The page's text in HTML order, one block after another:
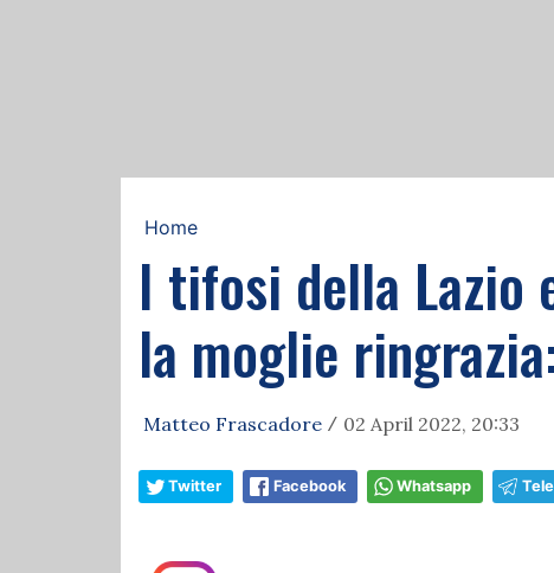
Home
I tifosi della Lazio
la moglie
Matteo Frascadore / 02 April 2022, 20:33
Twitter Facebook Whatsapp